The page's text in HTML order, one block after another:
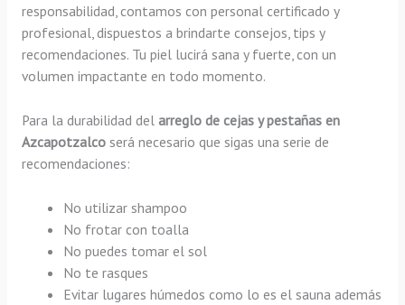
responsabilidad, contamos con personal certificado y
profesional, dispuestos a brindarte consejos, tips y
recomendaciones. Tu piel lucirá sana y fuerte, con un
volumen impactante en todo momento.
Para la durabilidad del arreglo de cejas y pestañas en
Azcapotzalco será necesario que sigas una serie de
recomendaciones:
No utilizar shampoo
No frotar con toalla
No puedes tomar el sol
No te rasques
Evitar lugares húmedos como lo es el sauna además